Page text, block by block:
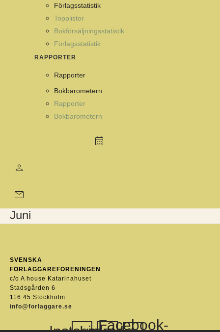
Förlagsstatistik
Topplistor
Bokförsäljningsstatistik
Förlagsstatistik
RAPPORTER
Rapporter
Bokbarometern
Rapporter
Bokbarometern
Juni
SVENSKA
FÖRLÄGGAREFÖRENINGEN
c/o A house Katarinahuset
Stadsgården 6
116 45 Stockholm
info@forlaggare.se
Facebook-